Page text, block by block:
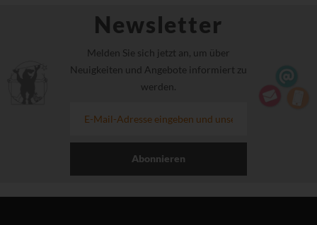
Newsletter
Melden Sie sich jetzt an, um über
Neuigkeiten und Angebote informiert zu
werden.
Abonnieren